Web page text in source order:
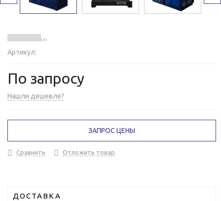
( 0 )
Артикул:
По запросу
Нашли дешевле?
ЗАПРОС ЦЕНЫ
Сравнить Отложить товар
ДОСТАВКА